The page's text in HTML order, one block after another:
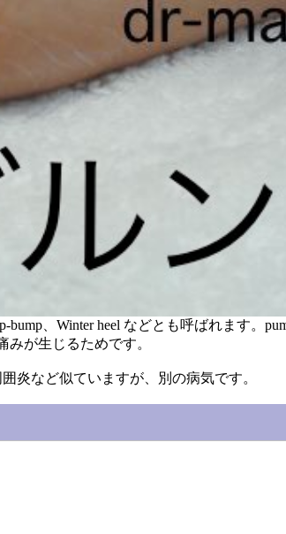
、Winter heel などとも呼ばれます。
みが生じるためです。
炎など似ていますが、別の病気です。